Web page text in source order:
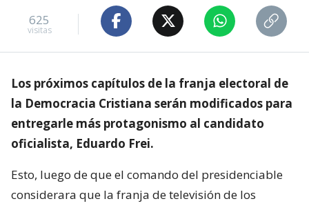
625
visitas
Los próximos capítulos de la franja electoral de
la Democracia Cristiana serán modificados para
entregarle más protagonismo al candidato
oficialista, Eduardo Frei.
Esto, luego de que el comando del presidenciable
considerara que la franja de televisión de los